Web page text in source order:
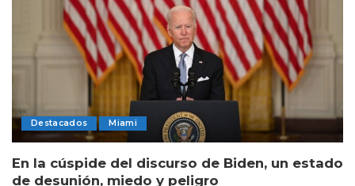
Destacados Miami
En la cúspide del discurso de Biden, un estado
de desunión, miedo y peligro